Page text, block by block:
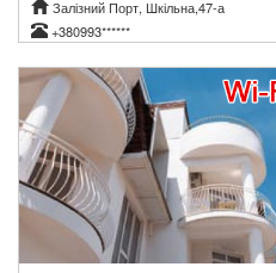
Залізний Порт, Шкільна,47-а
+380993******